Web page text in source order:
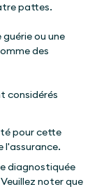
pattes.
ou une
des
considérés
pour cette
l'assurance.
diagnostiquée
noter que